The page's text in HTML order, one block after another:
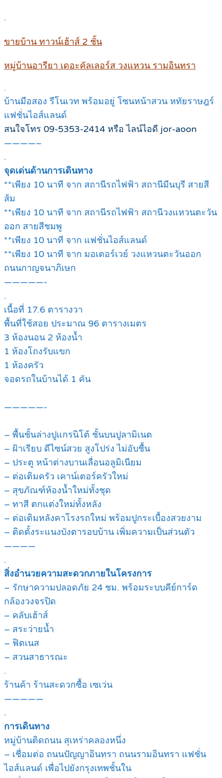
.
ขายบ้าน ทาวน์เฮ้าส์ 2 ชั้น
หมู่บ้านอารียา เดอะคัลเลอร์ส วงแหวน รามอินทรา
.
บ้านมือสอง รีโนเวท พร้อมอยู่ โซนหน้าสวน หทัยราษฎร์
แฟชั่นไอส์แลนด์
สนใจโทร 09-5353-2414 หรือ ไลน์ไอดี jor-aoon
————–
.
จุดเด่นด้านการเดินทาง
**เพียง 10 นาที จาก สถานีรถไฟฟ้า สถานีมีนบุรี สายสี
ส้ม
**เพียง 10 นาที จาก สถานีรถไฟฟ้า สถานีวงแหวนตะวัน
ออก สายสีชมพู
**เพียง 10 นาที จาก แฟชั่นไอส์แลนด์
**เพียง 10 นาที จาก มอเตอร์เวย์ วงแหวนตะวันออก
ถนนกาญจนาภิเษก
—————-
.
เนื้อที่ 17.6 ตารางวา
พื้นที่ใช้สอย ประมาณ 96 ตารางเมตร
3 ห้องนอน 2 ห้องน้ำ
1 ห้องโถงรับแขก
1 ห้องครัว
จอดรถในบ้านได้ 1 คัน
—————-
– พื้นชั้นล่างปูแกรนิโต้ ชั้นบนปูลามิเนต
– ฝ้าเรียบ ดีไซน์สวย สูงโปร่ง ไม่อับชื้น
– ประตู หน้าต่างบานเลื่อนอลูมิเนียม
– ต่อเติมครัว เคาน์เตอร์ครัวใหม่
– สุขภัณฑ์ห้องน้ำใหม่ทั้งชุด
– ทาสี ตกแต่งใหม่ทั้งหลัง
– ต่อเติมหลังคาโรงรถใหม่ พร้อมปูกระเบื้องสวยงาม
– ติดตั้งระแนงบังตารอบบ้าน เพิ่มความเป็นส่วนตัว
————
.
สิ่งอำนวยความสะดวกภายในโครงการ
– รักษาความปลอดภัย 24 ชม. พร้อมระบบคีย์การ์ด
กล้องวงจรปิด
– คลับเฮ้าส์
– สระว่ายน้ำ
– ฟิตเนส
– สวนสาธารณะ
.
ร้านค้า ร้านสะดวกซื้อ เซเว่น
—————
.
การเดินทาง
หมู่บ้านติดถนน สุเหร่าคลองหนึ่ง
– เชื่อมต่อ ถนนปัญญาอินทรา ถนนรามอินทรา แฟชั่น
ไอส์แลนด์ เพื่อไปยังกรุงเทพชั้นใน